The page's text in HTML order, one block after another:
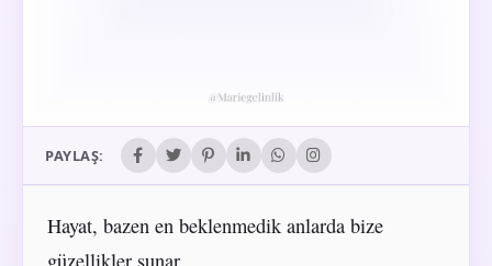
PAYLAŞ:
Hayat, bazen en beklenmedik anlarda bize